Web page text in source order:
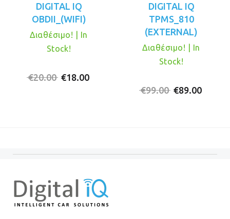
DIGITAL IQ
OBDII_(WIFI)
€20.00 Original
€18.00
Διαθέσιμο! | In
Stock!
DIGITAL IQ
TPMS_810
(EXTERNAL)
€99.00 Original
€89.00
Διαθέσιμο! | In
Stock!